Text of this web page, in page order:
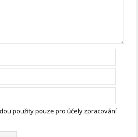
použity pouze pro účely zpracování